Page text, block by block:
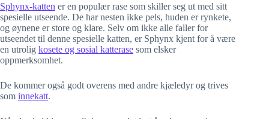
Sphynx-katten er en populær rase som skiller seg ut med sitt
spesielle utseende. De har nesten ikke pels, huden er rynkete,
og øynene er store og klare. Selv om ikke alle faller for
utseendet til denne spesielle katten, er Sphynx kjent for å være
en utrolig kosete og sosial katterase som elsker
oppmerksomhet.
De kommer også godt overens med andre kjæledyr og trives
som innekatt.